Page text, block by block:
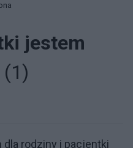
jestem
(1)
dla rodziny i pacjentki